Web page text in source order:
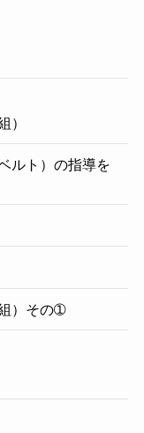
）
ルト）の指導を
）その➀